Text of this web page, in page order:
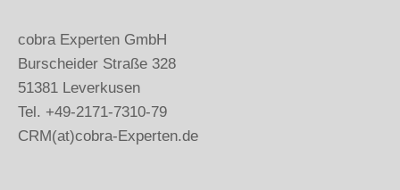
cobra Experten GmbH
Burscheider Straße 328
51381 Leverkusen
Tel. +49-2171-7310-79
CRM(at)cobra-Experten.de